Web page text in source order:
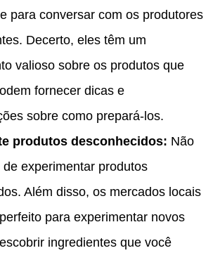
para conversar com os produtores
Decerto, eles têm um
valioso sobre os produtos que
fornecer dicas e
sobre como prepará-los.
produtos desconhecidos: Não
experimentar produtos
Além disso, os mercados locais
para experimentar novos
ingredientes que você